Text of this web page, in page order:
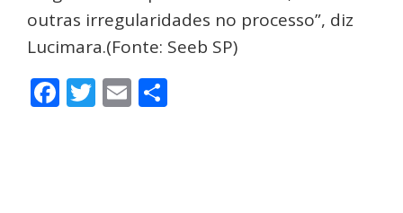
outras irregularidades no processo”, diz
Lucimara.(Fonte: Seeb SP)
Facebook
Twitter
Email